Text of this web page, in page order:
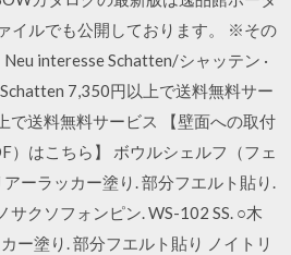
イルでも公開しております。 ※その
interesse Schatten/シャッテン ·
7,350円以上で送料無料サー
で送料無料サービス 【壁面への取付
）はこちら】 ボウルシェルフ（フェ
ーラッカー塗り. 部分フエルト貼り.
サクソフォンピン. WS-102 SS. ○木
ー塗り. 部分フエルト貼り ノイトリ